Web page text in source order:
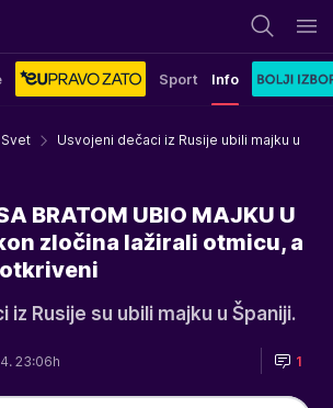
Sport Info
Svet
Usvojeni dečaci iz Rusije ubili majku u
BRATOM UBIO MAJKU U
zločina lažirali otmicu, a
iz Rusije su ubili majku u Španiji.
23:06h 1